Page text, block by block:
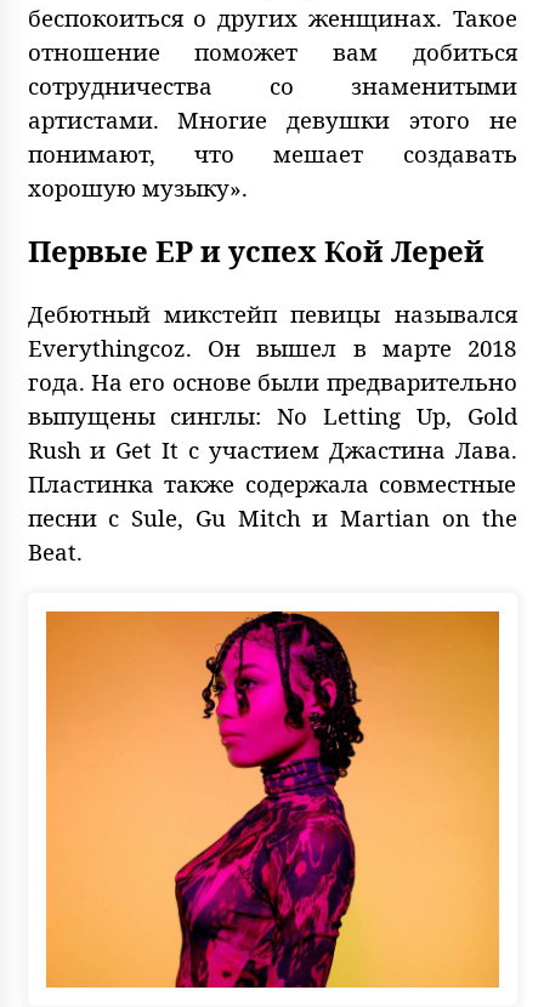
беспокоиться о других женщинах. Такое
отношение поможет вам добиться
сотрудничества со знаменитыми
артистами. Многие девушки этого не
понимают, что мешает создавать
хорошую музыку».
Первые EP и успех Кой Лерей
Дебютный микстейп певицы назывался
Everythingcoz. Он вышел в марте 2018
года. На его основе были предварительно
выпущены синглы: No Letting Up, Gold
Rush и Get It с участием Джастина Лава.
Пластинка также содержала совместные
песни с Sule, Gu Mitch и Martian on the
Beat.